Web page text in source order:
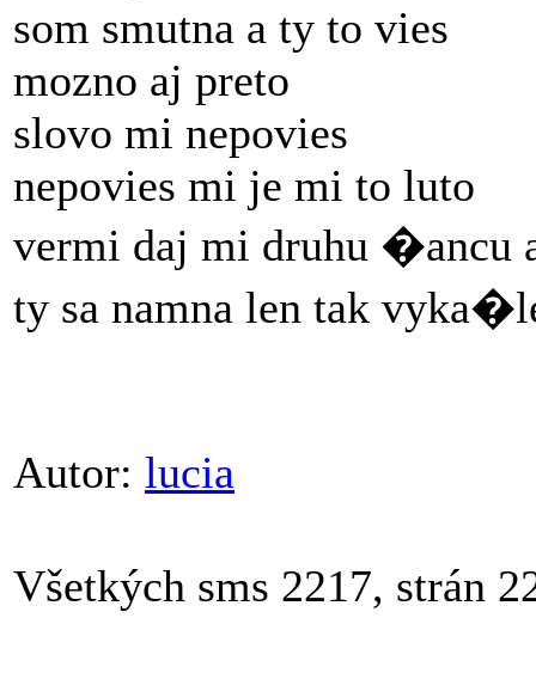
som smutna a ty to vies
mozno aj preto
slovo mi nepovies
nepovies mi je mi to luto
vermi daj mi druhu �ancu
ty sa namna len tak
Autor: lucia
Všetkých sms 2217, strán